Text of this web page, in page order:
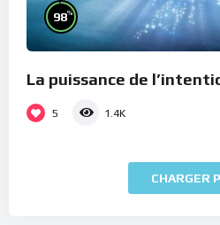
98%
La puissance de
5 1.4K
CHARGER